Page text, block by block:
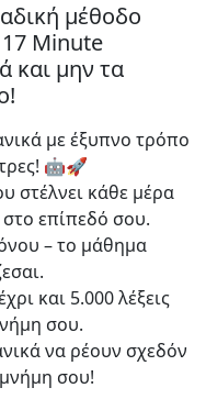
μέθοδο
Minute
και μην τα
με έξυπνο τρόπο
🤖🚀
στέλνει κάθε μέρα
επίπεδό σου.
– το μάθημα
και 5.000 λέξεις
σου.
να ρέουν σχεδόν
σου!